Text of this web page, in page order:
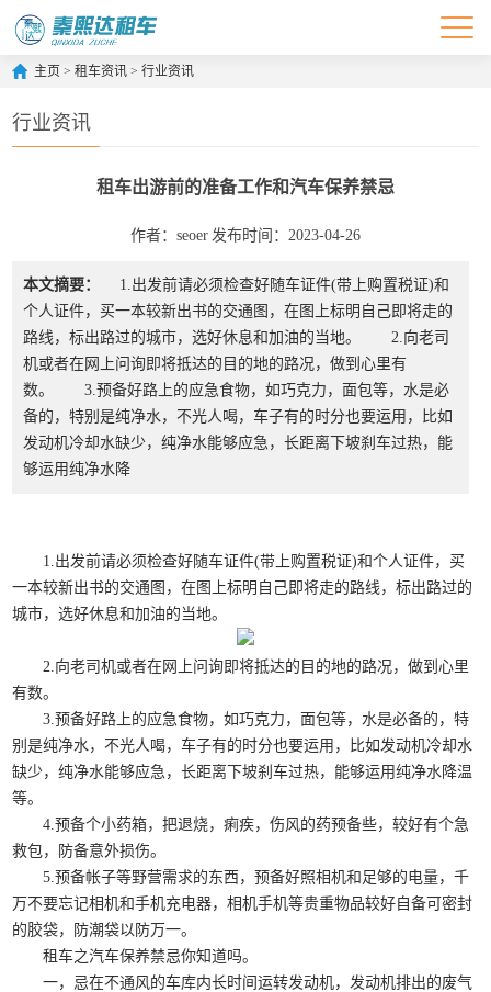
主页 >租车资讯 >行业资讯
行业资讯
租车出游前的准备工作和汽车保养禁忌
作者：seoer 发布时间：2023-04-26
本文摘要：
1.出发前请必须检查好随车证件(带上购置税证)和
个人证件，买一本较新出书的交通图，在图上标明自己即将走的
路线，标出路过的城市，选好休息和加油的当地。 2.向老司
机或者在网上问询即将抵达的目的地的路况，做到心里有
数。 3.预备好路上的应急食物，如巧克力，面包等，水是必
备的，特别是纯净水，不光人喝，车子有的时分也要运用，比如
发动机冷却水缺少，纯净水能够应急，长距离下坡刹车过热，能
够运用纯净水降
1.出发前请必须检查好随车证件(带上购置税证)和个人证件，买
一本较新出书的交通图，在图上标明自己即将走的路线，标出路过的
城市，选好休息和加油的当地。
2.向老司机或者在网上问询即将抵达的目的地的路况，做到心里
有数。
3.预备好路上的应急食物，如巧克力，面包等，水是必备的，特
别是纯净水，不光人喝，车子有的时分也要运用，比如发动机冷却水
缺少，纯净水能够应急，长距离下坡刹车过热，能够运用纯净水降温
等。
4.预备个小药箱，把退烧，痢疾，伤风的药预备些，较好有个急
救包，防备意外损伤。
5.预备帐子等野营需求的东西，预备好照相机和足够的电量，千
万不要忘记相机和手机充电器，相机手机等贵重物品较好自备可密封
的胶袋，防潮袋以防万一。
租车之汽车保养禁忌你知道吗。
一，忌在不通风的车库内长时间运转发动机，发动机排出的废气